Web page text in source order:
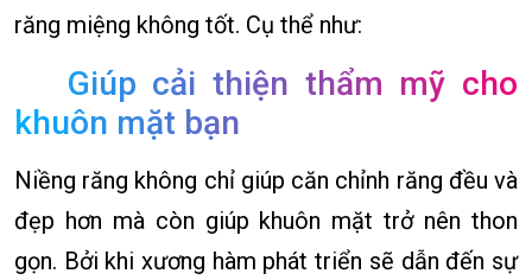
răng miệng không tốt. Cụ thể như:
Giúp cải thiện thẩm mỹ cho
khuôn mặt bạn
Niềng răng không chỉ giúp căn chỉnh răng đều và
đẹp hơn mà còn giúp khuôn mặt trở nên thon
gọn. Bởi khi xương hàm phát triển sẽ dẫn đến sự